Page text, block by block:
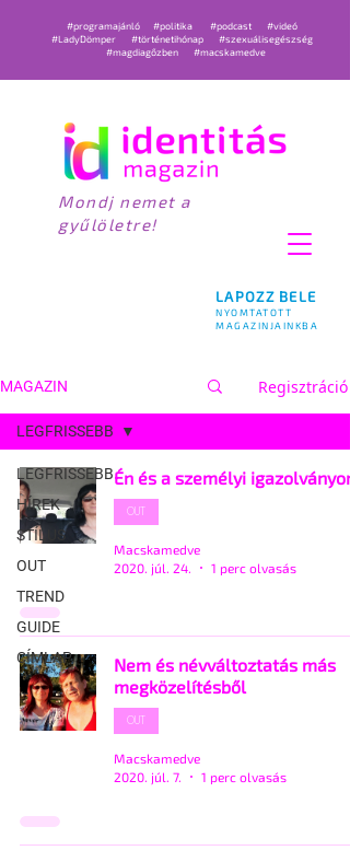
LAPOZZ BELE
NYOMTATOTT
MAGAZINJAINKBA
#programajánló #politika #podcast
#videó
#LadyDömper
#történetihónap
#szexuálisegészség
#magdiagőzben
#macskamedve
Mondj nemet a
gyűlöletre!
MAGAZIN Regisztráció
LEGFRISSEBB
HÍREK
STÍLUS
OUT
TREND
GUIDE
CÍMLAP
LEGFRISSEBB
Én és a személyi igazolványom
OUT
Macskamedve
2020. júl. 24.
1 perc olvasás
Nem és névváltoztatás más
megközelítésből
OUT
Macskamedve
2020. júl. 7.
1 perc olvasás